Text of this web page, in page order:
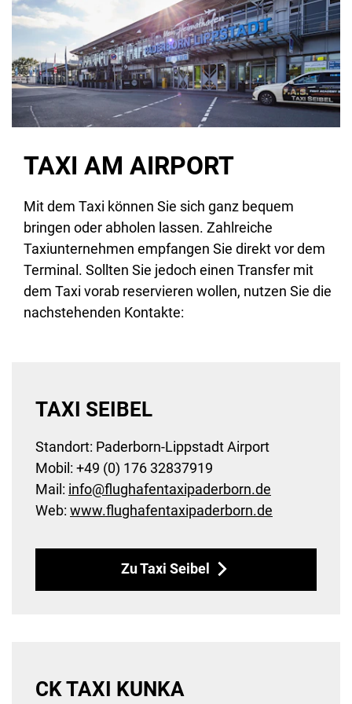
TAXI AM AIRPORT
Mit dem Taxi können Sie sich ganz bequem
bringen oder abholen lassen. Zahlreiche
Taxiunternehmen empfangen Sie direkt vor dem
Terminal. Sollten Sie jedoch einen Transfer mit
dem Taxi vorab reservieren wollen, nutzen Sie die
nachstehenden Kontakte:
TAXI SEIBEL
Standort: Paderborn-Lippstadt Airport
Mobil: +49 (0) 176 32837919
Mail: info@flughafentaxipaderborn.de
Web: www.flughafentaxipaderborn.de
Zu Taxi Seibel
CK TAXI KUNKA